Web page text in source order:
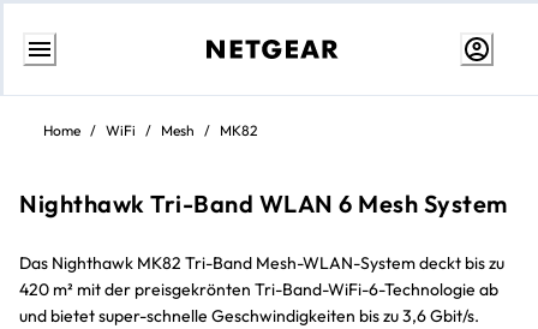
Weiter
InhaltHome / WiFi / Mesh / MK82
Nighthawk Tri-Band WLAN 6 Mesh System
Das Nighthawk MK82 Tri-Band Mesh-WLAN-System deckt bis zu
420 m² mit der preisgekrönten Tri-Band-WiFi-6-Technologie ab
und bietet super-schnelle Geschwindigkeiten bis zu 3,6 Gbit/s.